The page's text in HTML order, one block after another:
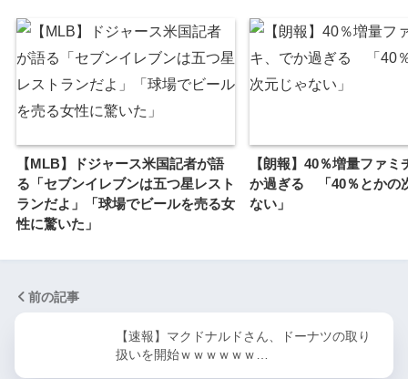
【MLB】ドジャース米国記者が語
る「セブンイレブンは五つ星レスト
ランだよ」「球場でビールを売る女
性に驚いた」
【朗報】40％増量ファミ
か過ぎる 「40％とかの
ない」
前の記事
【速報】マクドナルドさん、ドーナツの取り
扱いを開始ｗｗｗｗｗｗ…